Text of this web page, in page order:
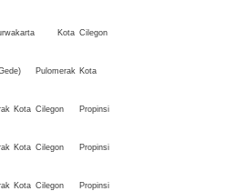
Kota Cilegon
Pulomerak Kota
Kota Cilegon Propinsi
Kota Cilegon Propinsi
Kota Cilegon Propinsi